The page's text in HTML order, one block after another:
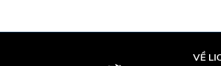
VỀ